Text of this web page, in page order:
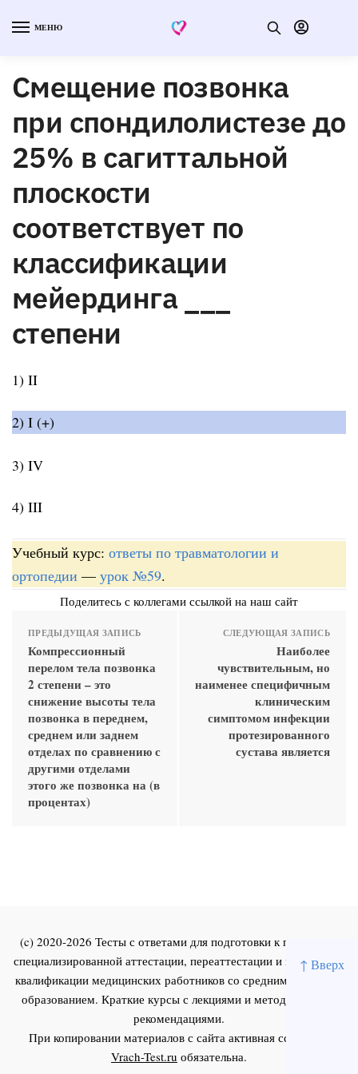
↑ Вверх
МЕНЮ
Смещение позвонка
при спондилолистезе до
25% в сагиттальной
плоскости
соответствует по
классификации
мейердинга ___
степени
1) II
2) I (+)
3) IV
4) III
Учебный курс: ответы по травматологии и
ортопедии — урок №59.
Поделитесь с коллегами ссылкой на наш сайт
ПРЕДЫДУЩАЯ ЗАПИСЬ
Компрессионный
перелом тела позвонка
2 степени – это
снижение высоты тела
позвонка в переднем,
среднем или заднем
отделах по сравнению с
другими отделами
этого же позвонка на (в
процентах)
СЛЕДУЮЩАЯ ЗАПИСЬ
Наиболее
чувствительным, но
наименее специфичным
клиническим
симптомом инфекции
протезированного
сустава является
(c) 2020-2026 Тесты с ответами для подготовки к первичной
специализированной аттестации, переаттестации и повышения
квалификации медицинских работников со средним и высшим
образованием. Краткие курсы с лекциями и методическими
рекомендациями.
При копировании материалов с сайта активная ссылка на
Vrach-Test.ru обязательна.